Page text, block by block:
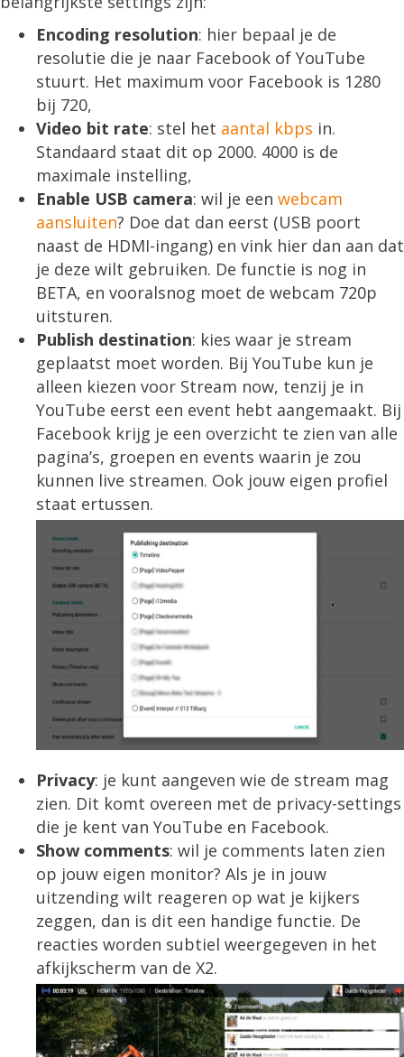
Encoding resolution: hier bepaal je de
resolutie die je naar Facebook of YouTube
stuurt. Het maximum voor Facebook is 1280
bij 720,
Video bit rate: stel het aantal kbps in.
Standaard staat dit op 2000. 4000 is de
maximale instelling,
Enable USB camera: wil je een webcam
aansluiten? Doe dat dan eerst (USB poort
naast de HDMI-ingang) en vink hier dan aan dat
je deze wilt gebruiken. De functie is nog in
BETA, en vooralsnog moet de webcam 720p
uitsturen.
Publish destination: kies waar je stream
geplaatst moet worden. Bij YouTube kun je
alleen kiezen voor Stream now, tenzij je in
YouTube eerst een event hebt aangemaakt. Bij
Facebook krijg je een overzicht te zien van alle
pagina’s, groepen en events waarin je zou
kunnen live streamen. Ook jouw eigen profiel
staat ertussen.
Privacy: je kunt aangeven wie de stream mag
zien. Dit komt overeen met de privacy-settings
die je kent van YouTube en Facebook.
Show comments: wil je comments laten zien
op jouw eigen monitor? Als je in jouw
uitzending wilt reageren op wat je kijkers
zeggen, dan is dit een handige functie. De
reacties worden subtiel weergegeven in het
afkijkscherm van de X2.